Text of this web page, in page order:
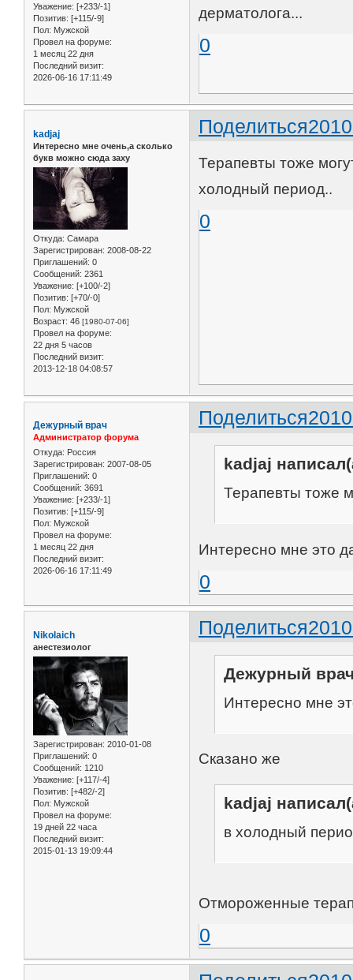
Уважение: [+233/-1]
Позитив: [+115/-9]
Пол: Мужской
Провел на форуме:
1 месяц 22 дня
Последний визит:
2026-06-16 17:11:49
дерматолога...
0
Поделиться
kadjaj
Интересно мне очень,а сколько
букв можно сюда заху
Откуда: Самара
Зарегистрирован: 2008-08-22
Приглашений: 0
Сообщений: 2361
Уважение: [+100/-2]
Позитив: [+70/-0]
Пол: Мужской
Возраст: 46 [1980-07-06]
Провел на форуме:
22 дня 5 часов
Последний визит:
2013-12-18 04:08:57
Терапевты тоже
холодный период..
0
Поделиться
Дежурный врач
Администратор форума
Откуда: Россия
Зарегистрирован: 2007-08-05
Приглашений: 0
Сообщений: 3691
Уважение: [+233/-1]
Позитив: [+115/-9]
Пол: Мужской
Провел на форуме:
1 месяц 22 дня
Последний визит:
2026-06-16 17:11:49
kadjaj
Терапевты тоже
Интересно мне это
0
Поделиться
Nikolaich
анестезиолог
Зарегистрирован: 2010-01-08
Приглашений: 0
Сообщений: 1210
Уважение: [+117/-4]
Позитив: [+482/-2]
Пол: Мужской
Провел на форуме:
19 дней 22 часа
Последний визит:
2015-01-13 19:09:44
Дежурный
Интересно мне
Сказано же
kadjaj
в холодный
Отмороженные
0